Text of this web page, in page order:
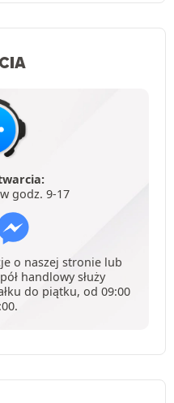
godz. 9-17
o naszej stronie lub
handlowy służy
do piątku, od 09:00